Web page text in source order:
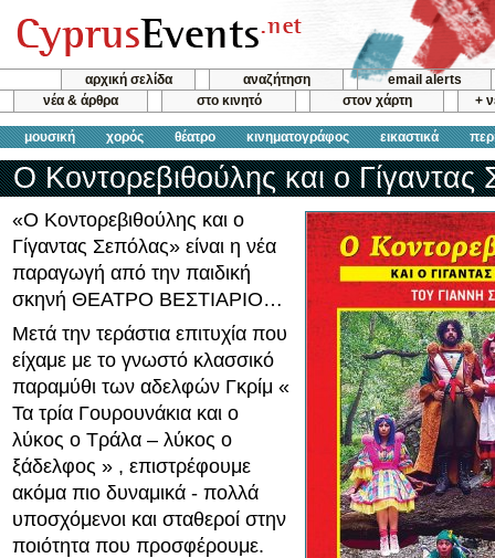
αρχική σελίδα αναζήτηση
email alerts
νέα & άρθρα
στο κινητό στον χάρτη +
μουσική χορός θέατρο κινηματογράφος εικαστικά
Ο Κοντορεβιθούλης και ο Γίγαντας
«Ο Κοντορεβιθούλης και ο
Γίγαντας Σεπόλας» είναι η νέα
παραγωγή από την παιδική
σκηνή ΘΕΑΤΡΟ ΒΕΣΤΙΑΡΙΟ…
Μετά την τεράστια επιτυχία που
είχαμε με το γνωστό κλασσικό
παραμύθι των αδελφών Γκρίμ «
Τα τρία Γουρουνάκια και ο
λύκος ο Τράλα – λύκος ο
ξάδελφος » , επιστρέφουμε
ακόμα πιο δυναμικά - πολλά
υποσχόμενοι και σταθεροί στην
ποιότητα που προσφέρουμε.